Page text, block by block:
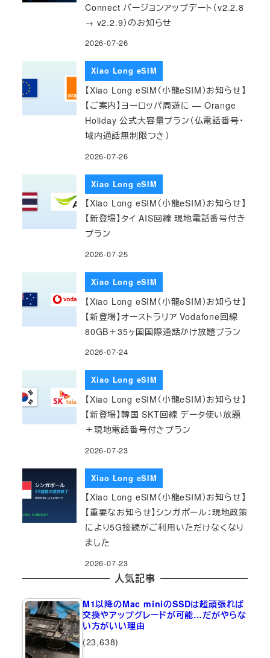
Connect バージョンアップデート（v2.2.8
→ v2.2.9）のお知らせ
2026-07-26
Xiao Long eSIM
【Xiao Long eSIM（小龍eSIM）お知らせ】
【ご案内】ヨーロッパ周遊に — Orange
Holiday 公式大容量プラン（仏電話番号・
域内通話無制限つき）
2026-07-26
Xiao Long eSIM
【Xiao Long eSIM（小龍eSIM）お知らせ】
【新登場】タイ AIS回線 現地電話番号付き
プラン
2026-07-25
Xiao Long eSIM
【Xiao Long eSIM（小龍eSIM）お知らせ】
【新登場】オーストラリア Vodafone回線
80GB＋35ヶ国国際通話かけ放題プラン
2026-07-24
Xiao Long eSIM
【Xiao Long eSIM（小龍eSIM）お知らせ】
【新登場】韓国 SKT回線 データ使い放題
＋現地電話番号付きプラン
2026-07-23
Xiao Long eSIM
【Xiao Long eSIM（小龍eSIM）お知らせ】
【重要なお知らせ】シンガポール：現地政策
により5G接続がご利用いただけなくなり
ました
2026-07-23
人気記事
M1以降のMac miniのSSDは超頑張れば
交換やアップグレードが可能…だがやらな
い方がいい理由
(23,638)